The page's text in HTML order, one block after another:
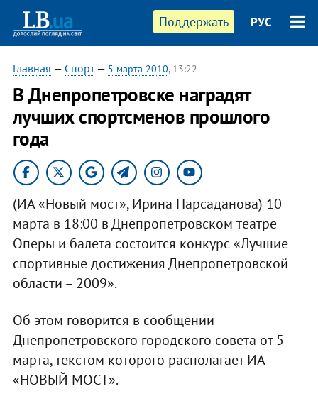
Поддержать РУС
Главная — Спорт— 5 марта 2010, 13:22
В Днепропетровске наградят
лучших спортсменов прошлого
года
(ИА «Новый мост», Ирина Парсаданова) 10
марта в 18:00 в Днепропетровском театре
Оперы и балета состоится конкурс «Лучшие
спортивные достижения Днепропетровской
области – 2009».
Об этом говорится в сообщении
Днепропетровского городского совета от 5
марта, текстом которого располагает ИА
«НОВЫЙ МОСТ».